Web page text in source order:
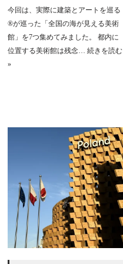
今回は、実際に建築とアートを巡る
®︎が巡った「全国の海が見える美術
館」を7つ集めてみました。 都内に
位置する美術館は残念… 続きを読む
»